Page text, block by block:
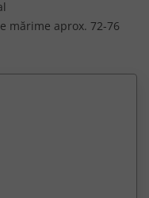
mărime aprox. 72-76